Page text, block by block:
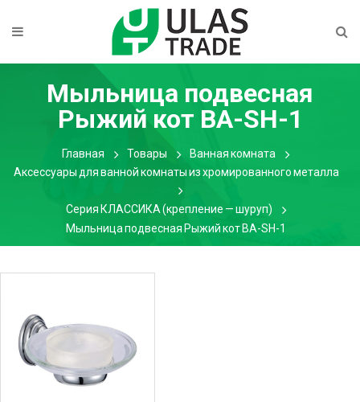
Мыльница подвесная
Рыжий кот BA-SH-1
Главная Товары
Ванная комната
Аксессуары для ванной комнаты из хромированного металла
Серия КЛАССИКА (крепление — шуруп)
Мыльница подвесная Рыжий кот BA-SH-1